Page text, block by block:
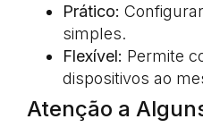
Prático:
simples.
Flexível: Permite
dispositivos ao
Atenção a